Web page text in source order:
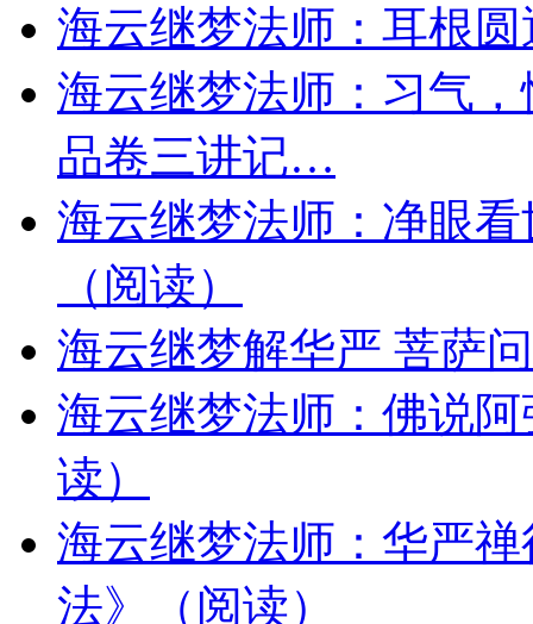
海云继梦法师：耳根
海云继梦法师：习气
品卷三讲记…
海云继梦法师：净眼
（阅读）
海云继梦解华严 菩萨
海云继梦法师：佛说
读）
海云继梦法师：华严
法》（阅读）